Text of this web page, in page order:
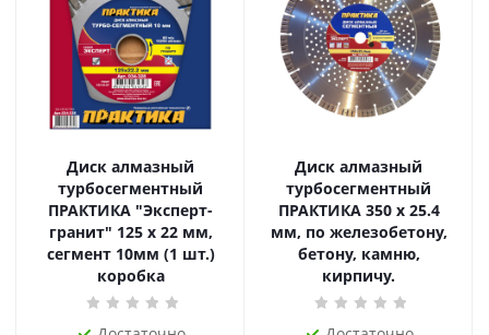
Диск алмазный
турбосегментный
ПРАКТИКА "Эксперт-
гранит" 125 х 22 мм,
сегмент 10мм (1 шт.)
коробка
Диск алмазный
турбосегментный
ПРАКТИКА 350 х 25.4
мм, по железобетону,
бетону, камню,
кирпичу.